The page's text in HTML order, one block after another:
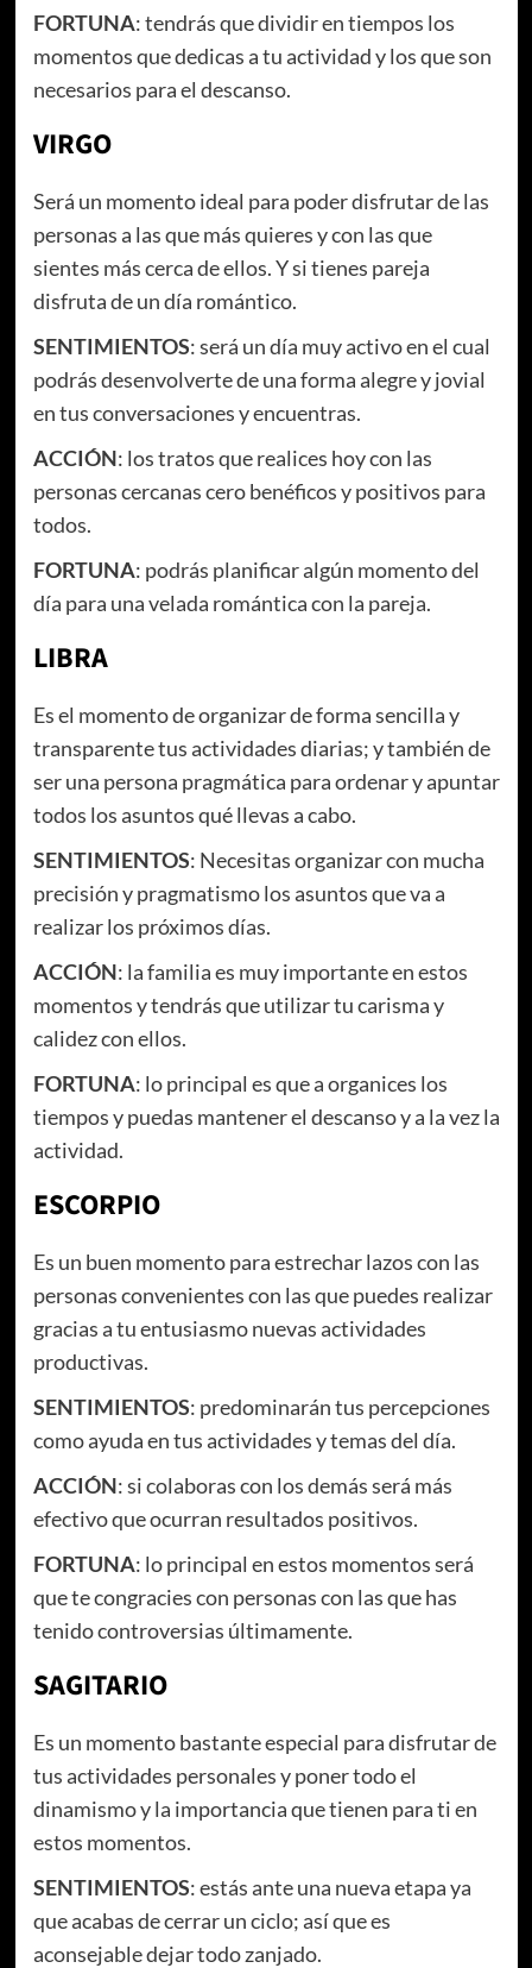
FORTUNA: tendrás que dividir en tiempos los
momentos que dedicas a tu actividad y los que son
necesarios para el descanso.
VIRGO
Será un momento ideal para poder disfrutar de las
personas a las que más quieres y con las que
sientes más cerca de ellos. Y si tienes pareja
disfruta de un día romántico.
SENTIMIENTOS: será un día muy activo en el cual
podrás desenvolverte de una forma alegre y jovial
en tus conversaciones y encuentras.
ACCIÓN: los tratos que realices hoy con las
personas cercanas cero benéficos y positivos para
todos.
FORTUNA: podrás planificar algún momento del
día para una velada romántica con la pareja.
LIBRA
Es el momento de organizar de forma sencilla y
transparente tus actividades diarias; y también de
ser una persona pragmática para ordenar y apuntar
todos los asuntos qué llevas a cabo.
SENTIMIENTOS: Necesitas organizar con mucha
precisión y pragmatismo los asuntos que va a
realizar los próximos días.
ACCIÓN: la familia es muy importante en estos
momentos y tendrás que utilizar tu carisma y
calidez con ellos.
FORTUNA: lo principal es que a organices los
tiempos y puedas mantener el descanso y a la vez la
actividad.
ESCORPIO
Es un buen momento para estrechar lazos con las
personas convenientes con las que puedes realizar
gracias a tu entusiasmo nuevas actividades
productivas.
SENTIMIENTOS: predominarán tus percepciones
como ayuda en tus actividades y temas del día.
ACCIÓN: si colaboras con los demás será más
efectivo que ocurran resultados positivos.
FORTUNA: lo principal en estos momentos será
que te congracies con personas con las que has
tenido controversias últimamente.
SAGITARIO
Es un momento bastante especial para disfrutar de
tus actividades personales y poner todo el
dinamismo y la importancia que tienen para ti en
estos momentos.
SENTIMIENTOS: estás ante una nueva etapa ya
que acabas de cerrar un ciclo; así que es
aconsejable dejar todo zanjado.